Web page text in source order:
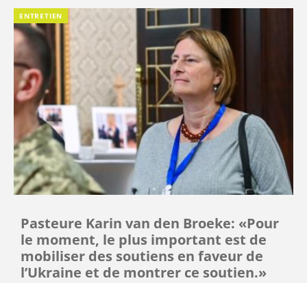
ENTRETIEN
Pasteure Karin van den Broeke: «Pour
le moment, le plus important est de
mobiliser des soutiens en faveur de
l’Ukraine et de montrer ce soutien.»